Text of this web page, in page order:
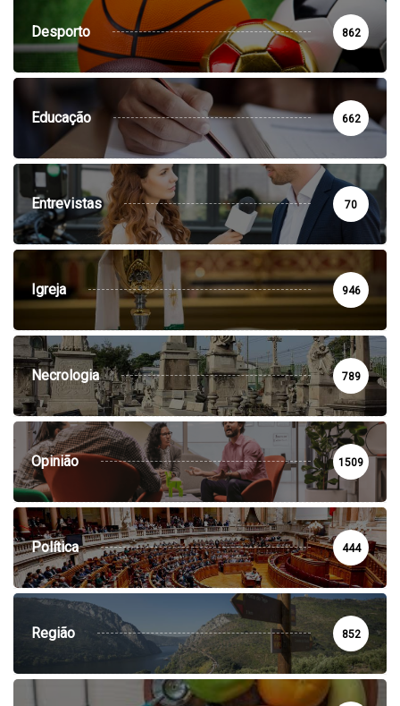
Desporto 862
Educação 662
Entrevistas 70
Igreja 946
Necrologia 789
Opinião 1509
Política 444
Região 852